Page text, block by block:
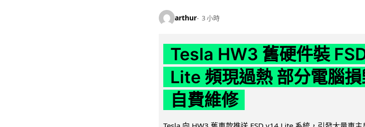
arthur 3 小時
Tesla HW3 舊硬件裝
Lite 頻現過熱 部分電腦損
自費維修